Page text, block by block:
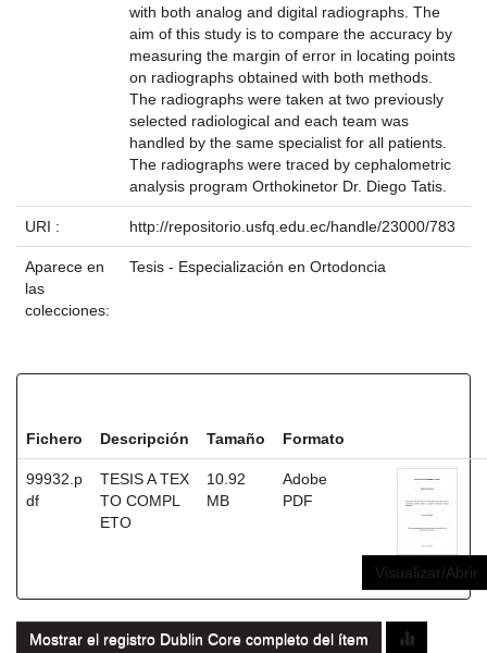
with both analog and digital radiographs. The
aim of this study is to compare the accuracy by
measuring the margin of error in locating points
on radiographs obtained with both methods.
The radiographs were taken at two previously
selected radiological and each team was
handled by the same specialist for all patients.
The radiographs were traced by cephalometric
analysis program Orthokinetor Dr. Diego Tatis.
URI : http://repositorio.usfq.edu.ec/handle/23000/783
Aparece en
las
colecciones:
Tesis - Especialización en Ortodoncia
Fichero Descripción Tamaño Formato
99932.p
df
TESIS A TEX
TO COMPL
ETO
10.92
MB
Adobe
PDF
Visualizar/Abrir
Mostrar el registro Dublin Core completo del ítem